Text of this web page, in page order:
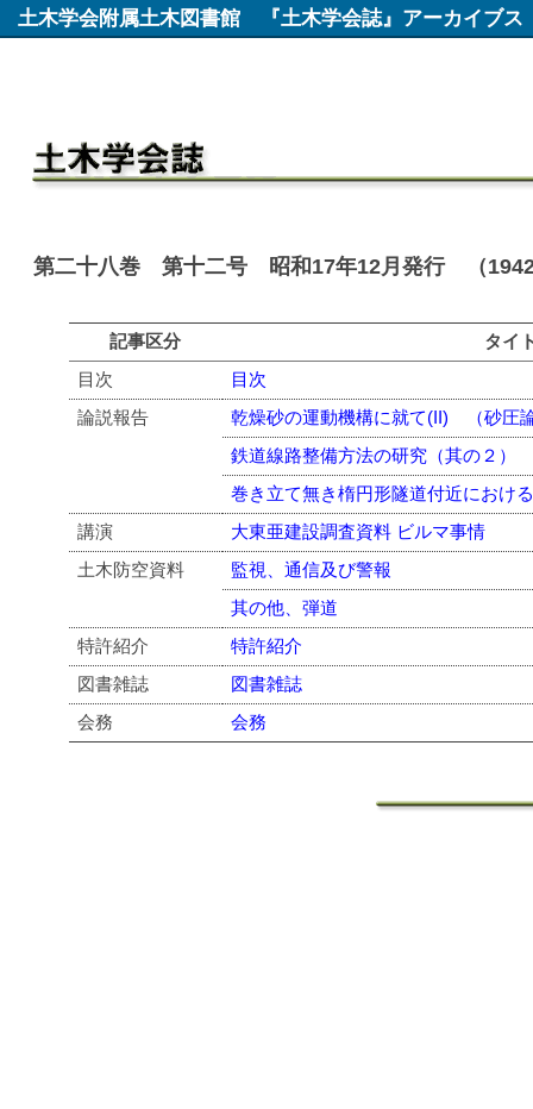
土木学会附属土木図書館 『土木学会誌』アーカイブス
第二十八巻 第十二号 昭和17年12月発行 （
記事区分
タイ
目次
目次
論説報告
乾燥砂の運動機構に就て(II) （砂圧
鉄道線路整備方法の研究（其の２）
巻き立て無き楕円形隧道付近におけ
講演
大東亜建設調査資料 ビルマ事情
土木防空資料
監視、通信及び警報
其の他、弾道
特許紹介
特許紹介
図書雑誌
図書雑誌
会務
会務